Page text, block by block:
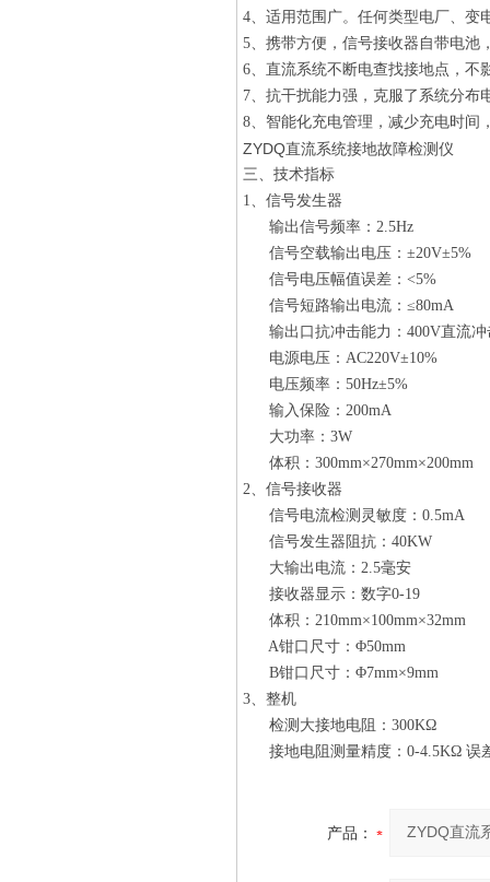
4、适用范围广。任何类型电厂、变
5、携带方便，信号接收器自带电池
6、直流系统不断电查找接地点，不
7、抗干扰能力强，克服了系统分布
8、智能化充电管理，减少充电时间
ZYDQ直流系统接地故障检测仪
三、技术指标
1、信号发生器
输出信号频率：2.5Hz
信号空载输出电压：±20V±5%
信号电压幅值误差：<5%
信号短路输出电流：≤80mA
输出口抗冲击能力：400V直流冲
电源电压：AC220V±10%
电压频率：50Hz±5%
输入保险：200mA
大功率：3W
体积：300mm×270mm×200mm
2、信号接收器
信号电流检测灵敏度：0.5mA
信号发生器阻抗：40KW
大输出电流：2.5毫安
接收器显示：数字0-19
体积：210mm×100mm×32mm
A钳口尺寸：Φ50mm
B钳口尺寸：Φ7mm×9mm
3、整机
检测大接地电阻：300KΩ
接地电阻测量精度：0-4.5KΩ 误
产品：